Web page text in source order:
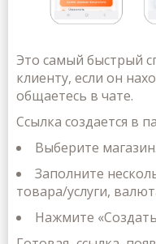
Это самый быстрый
клиенту, если он
общаетесь в чате.
Ссылка создается в
Выберите магазин.
Заполните
товара/услуги,
Нажмите